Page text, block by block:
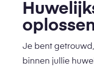
Je bent
binnen jullie